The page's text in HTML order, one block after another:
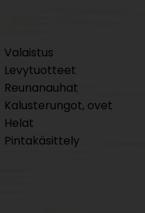
Valaistus
Levytuotteet
Reunanauhat
Kalusterungot, ovet
Helat
Pintakäsittely